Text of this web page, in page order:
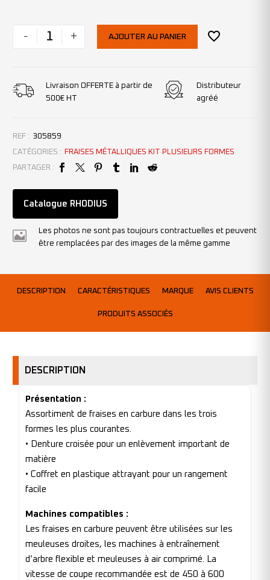
- + AJOUTER AU PANIER
Livraison OFFERTE à partir de
500€ HT
Distributeur
agréé
REF : 305859
CATÉGORIES :
FRAISES MÉTALLIQUES KIT PLUSIEURS FORMES
PARTAGER :
Catalogue RHODIUS
Les photos ne sont pas toujours contractuelles et peuvent
être remplacées par des images de la même gamme
DESCRIPTION CARACTÉRISTIQUES MARQUE AVIS CLIENTS
PRODUITS ASSOCIÉS
DESCRIPTION
Présentation :
Assortiment de fraises en carbure dans les trois
formes les plus courantes.
• Denture croisée pour un enlèvement important de
matière
• Coffret en plastique attrayant pour un rangement
facile
Machines compatibles :
Les fraises en carbure peuvent être utilisées sur les
meuleuses droites, les machines à entraînement
d’arbre flexible et meuleuses à air comprimé. La
vitesse de coupe recommandée est de 450 à 600